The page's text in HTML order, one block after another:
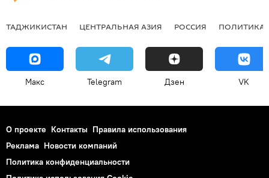
ТАДЖИКИСТАН ЦЕНТРАЛЬНАЯ АЗИЯ РОССИЯ ПОЛИТИКА
Макс Telegram Дзен VK
О проекте Контакты Правила использования
Реклама Новости компаний
Политика конфиденциальности